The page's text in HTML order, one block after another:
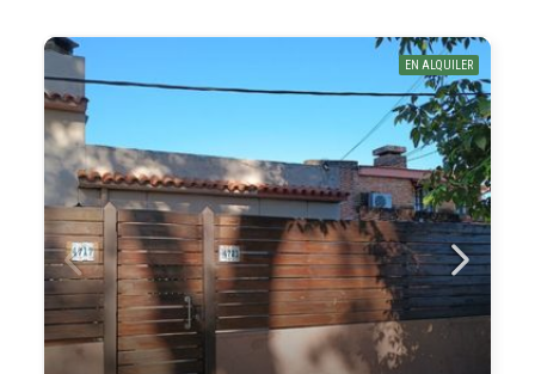
EN ALQUILER